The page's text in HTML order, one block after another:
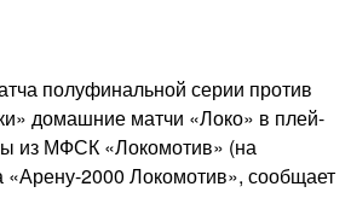
полуфинальной серии против
домашние матчи «Локо» в плей-
из МФСК «Локомотив» (на
«Арену-2000 Локомотив», сообщает